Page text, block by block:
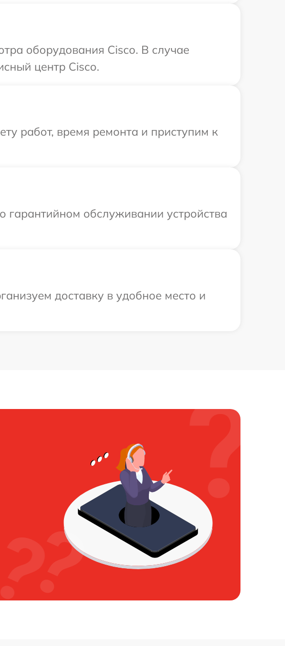
оборудования Cisco. В случае
центр Cisco.
работ, время ремонта и приступим к
обслуживании устройства
доставку в удобное место и